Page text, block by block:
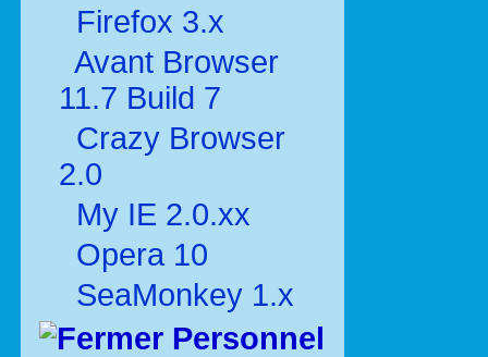
Firefox 3.x
Avant Browser
11.7 Build 7
Crazy Browser
2.0
My IE 2.0.xx
Opera 10
SeaMonkey 1.x
Personnel